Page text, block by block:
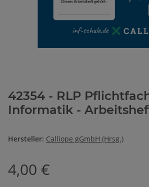
42354 - RLP
Informatik -
Hersteller: Calliope gGmbH (Hrsg.)
4,00 €